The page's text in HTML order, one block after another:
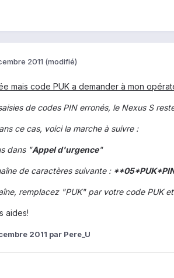
2011 (modifié)
mais code PUK a demander à mon
de codes PIN erronés, le Nexus S
ce cas, voici la marche à suivre :
dans "Appel d'urgence"
de caractères suivante :
remplacez "PUK" par votre code PUK
aides!
2011 par Pere_U